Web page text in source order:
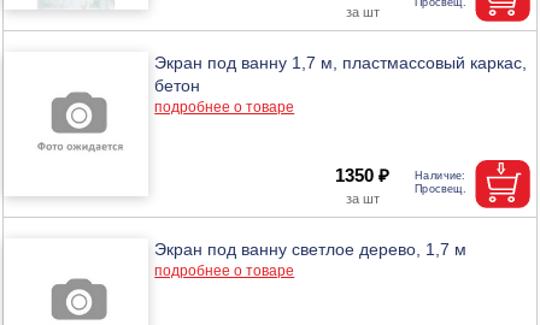
Экран под ванну 1,7 м, пластмассовый каркас,
бетон
подробнее о товаре
1350 ₽
Экран под ванну светлое дерево, 1,7 м
подробнее о товаре